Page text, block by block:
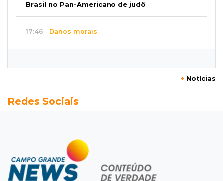
Brasil no Pan-Americano de judô
17:46 Danos morais
Velório de Luis Pedro Scalise será no Rubens
Operação Lívia
Nova lei pune deepfakes sexuais com crianças
e amplia investigação na internet
+ Notícias
Redes Sociais